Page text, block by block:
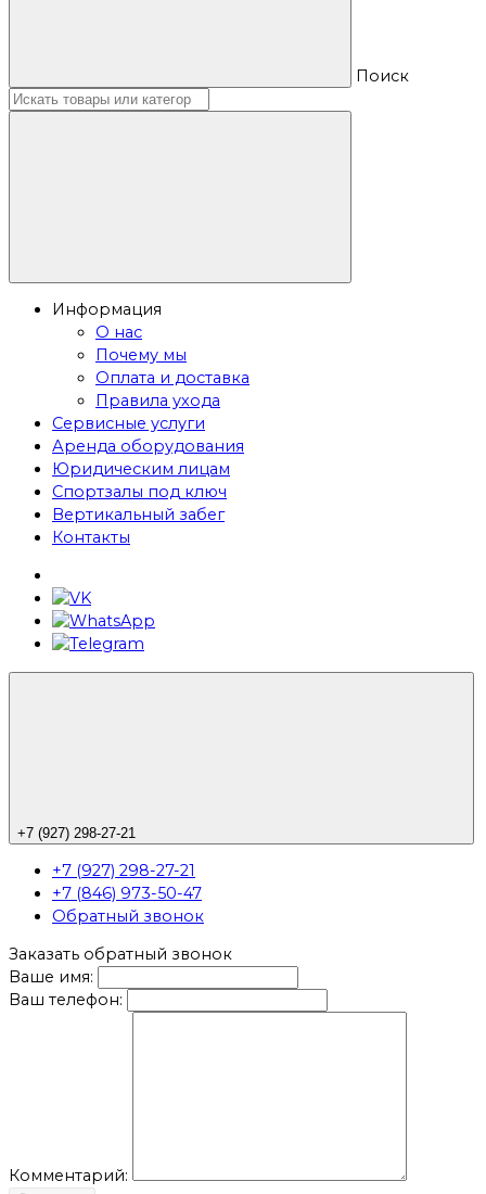
Поиск
Информация
О нас
Почему мы
Оплата и доставка
Правила ухода
Сервисные услуги
Аренда оборудования
Юридическим лицам
Спортзалы под ключ
Вертикальный забег
Контакты
+7 (927) 298-27-21
+7 (927) 298-27-21
+7 (846) 973-50-47
Обратный звонок
Заказать обратный звонок
Ваше имя:
Ваш телефон:
Комментарий: